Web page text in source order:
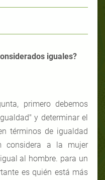
iguales?
primero debemos
y determinar el
términos de igualdad
considera a la mujer
al hombre. para un
es quién está más